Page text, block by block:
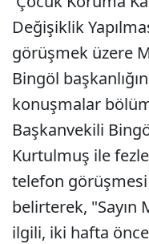
Değişiklik
görüşmek üzere
Bingöl
konuşmalar
Başkanvekili
Kurtulmuş ile
telefon
belirterek, "Sayın
ilgili, iki hafta